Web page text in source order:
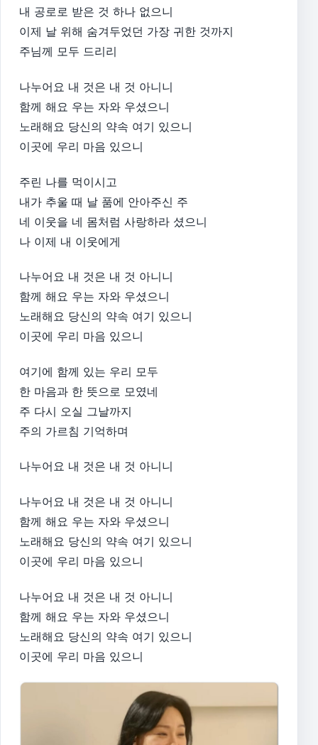
내 공로로 받은 것 하나 없으니
이제 날 위해 숨겨두었던 가장 귀한 것까지
주님께 모두 드리리
나누어요 내 것은 내 것 아니니
함께 해요 우는 자와 우셨으니
노래해요 당신의 약속 여기 있으니
이곳에 우리 마음 있으니
주린 나를 먹이시고
내가 추울 때 날 품에 안아주신 주
네 이웃을 네 몸처럼 사랑하라 셨으니
나 이제 내 이웃에게
나누어요 내 것은 내 것 아니니
함께 해요 우는 자와 우셨으니
노래해요 당신의 약속 여기 있으니
이곳에 우리 마음 있으니
여기에 함께 있는 우리 모두
한 마음과 한 뜻으로 모였네
주 다시 오실 그날까지
주의 가르침 기억하며
나누어요 내 것은 내 것 아니니
나누어요 내 것은 내 것 아니니
함께 해요 우는 자와 우셨으니
노래해요 당신의 약속 여기 있으니
이곳에 우리 마음 있으니
나누어요 내 것은 내 것 아니니
함께 해요 우는 자와 우셨으니
노래해요 당신의 약속 여기 있으니
이곳에 우리 마음 있으니